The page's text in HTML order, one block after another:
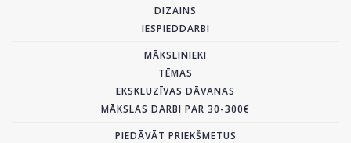
DIZAINS
IESPIEDDARBI
MĀKSLINIEKI
TĒMAS
EKSKLUZĪVAS DĀVANAS
MĀKSLAS DARBI PAR 30-300€
PIEDĀVĀT PRIEKŠMETUS